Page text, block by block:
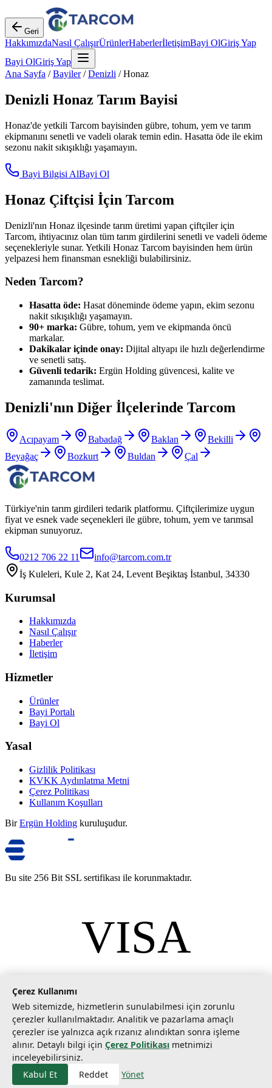
Geri
HakkımızdaNasıl ÇalışırÜrünlerHaberlerİletişimBayi OlGiriş Yap
Bayi OlGiriş Yap
Ana Sayfa /Bayiler/Denizli /Honaz
Denizli Honaz Tarım Bayisi
Honaz'de yetkili Tarcom bayisinden gübre, tohum, yem ve tarım
ekipmanını senetli ve vadeli olarak temin edin. Hasatta öde ile ekim
sezonu nakit sıkışıklığı yaşamayın.
Bayi Bilgisi AlBayi Ol
Honaz Çiftçisi İçin Tarcom
Denizli'nın Honaz ilçesinde tarım üretimi yapan çiftçiler için
Tarcom, ihtiyacınız olan tüm tarım girdilerini senetli ve vadeli ödeme
seçenekleriyle sunar. Yetkili Honaz Tarcom bayisinden hem ürün
yelpazesi hem finansman esnekliği bulabilirsiniz.
Neden Tarcom?
Hasatta öde: Hasat döneminde ödeme yapın, ekim sezonu
nakit sıkışıklığı yaşamayın.
90+ marka: Gübre, tohum, yem ve ekipmanda öncü
markalar.
Dakikalar içinde onay: Dijital altyapı ile hızlı değerlendirme
ve senetli satış.
Güvenli tedarik: Ergün Holding güvencesi, kalite ve
zamanında teslimat.
Denizli'nın Diğer İlçelerinde Tarcom
Acıpayam Babadağ Baklan
Bekilli
Beyağaç
Bozkurt Buldan Çal
Türkiye'nin tarım girdileri tedarik platformu. Çiftçilerimize uygun
fiyat ve esnek vade seçenekleri ile gübre, tohum, yem ve tarımsal
ekipman sunuyoruz.
0212 706 22 11
info@tarcom.com.tr
İş Kuleleri, Kule 2, Kat 24, Levent Beşiktaş İstanbul, 34330
Kurumsal
Hakkımızda
Nasıl Çalışır
Haberler
İletişim
Hizmetler
Ürünler
Bayi Portalı
Bayi Ol
Yasal
Gizlilik Politikası
KVKK Aydınlatma Metni
Çerez Politikası
Kullanım Koşulları
Bir Ergün Holding kuruluşudur.
Bu site 256 Bit SSL sertifikası ile korunmaktadır.
VISA
mastercard
2026Tarımcom Tarım ve Teknoloji A.Ş. Tüm hakları saklıdır.